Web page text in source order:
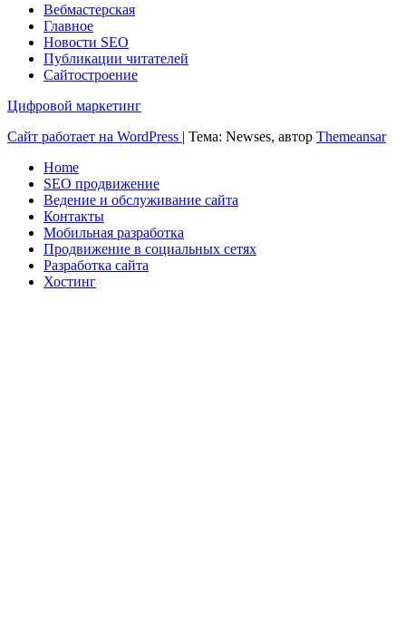
Вебмастерская
Главное
Новости SEO
Публикации читателей
Сайтостроение
Цифровой маркетинг
Сайт работает на WordPress | Тема: Newses, автор Themeansar
Home
SEO продвижение
Ведение и обслуживание сайта
Контакты
Мобильная разработка
Продвижение в социальных сетях
Разработка сайта
Хостинг